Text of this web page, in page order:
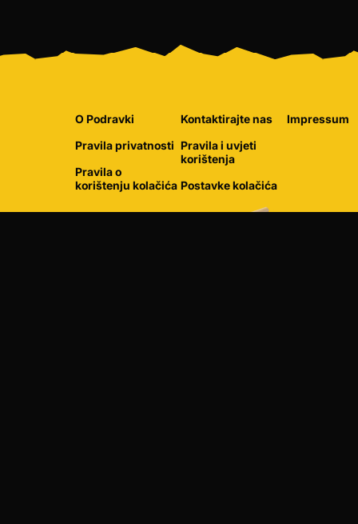
O Podravki
Pravila privatnosti
Pravila o
korištenju kolačića
Kontaktirajte nas
Pravila i uvjeti
korištenja
Postavke kolačića
Impressum